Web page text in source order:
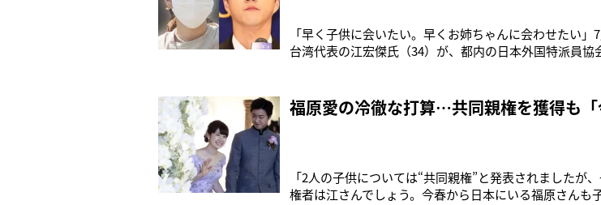
「早く子供に会いたい。早くお姉ちゃんに会わせたい
台湾代表の江宏傑氏（34）が、都内の日本外国特派員
の裁判所から長男を引き渡す審判が出されたことを報
たことに感謝申し上げるととも
福原愛の冷徹な打算…共同親権を獲得も
「2人の子供については“共同親権”と発表されましたが
権者は江さんでしょう。今春から日本にいる福原さんも